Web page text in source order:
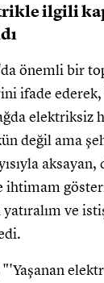
ilgili
önemli bir
ifade
elektriksiz
değil ama
ihtimam
yatıralım ve